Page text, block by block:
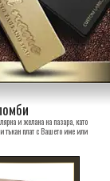
и желана на пазара, като
тъкан плат с Вашето име или